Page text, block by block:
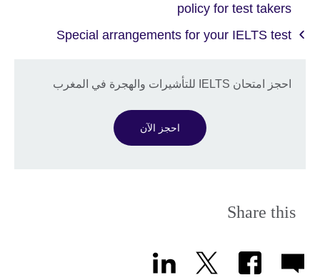
policy for test takers
Special arrangements for your IELTS test
احجز امتحان IELTS للتأشيرات والهجرة في المغرب
احجز الآن
Share this